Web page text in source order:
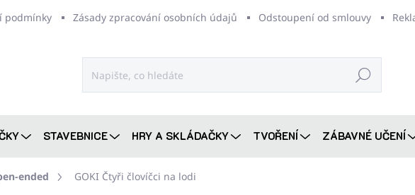
podmínky Zásady zpracování osobních údajů Odstoupení od smlouvy
Hledat
STAVEBNICE HRY A SKLÁDAČKY TVOŘENÍ ZÁBAVNÉ UČENÍ
ended GOKI Čtyři človíčci na lodi